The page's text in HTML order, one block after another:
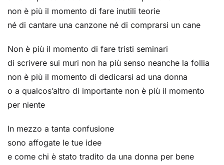
non è più il momento di fare inutili teorie
né di cantare una canzone né di comprarsi un cane
Non è più il momento di fare tristi seminari
di scrivere sui muri non ha più senso neanche la follia
non è più il momento di dedicarsi ad una donna
o a qualcos’altro di importante non è più il momento
per niente
In mezzo a tanta confusione
sono affogate le tue idee
e come chi è stato tradito da una donna per bene